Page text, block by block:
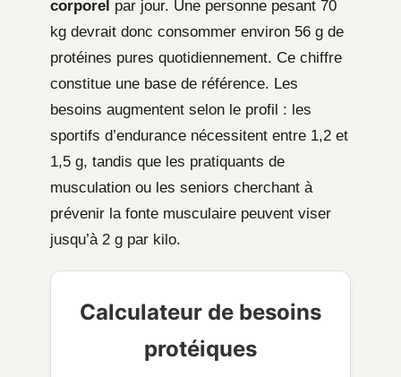
corporel par jour. Une personne pesant 70
kg devrait donc consommer environ 56 g de
protéines pures quotidiennement. Ce chiffre
constitue une base de référence. Les
besoins augmentent selon le profil : les
sportifs d’endurance nécessitent entre 1,2 et
1,5 g, tandis que les pratiquants de
musculation ou les seniors cherchant à
prévenir la fonte musculaire peuvent viser
jusqu’à 2 g par kilo.
Calculateur de besoins
protéiques